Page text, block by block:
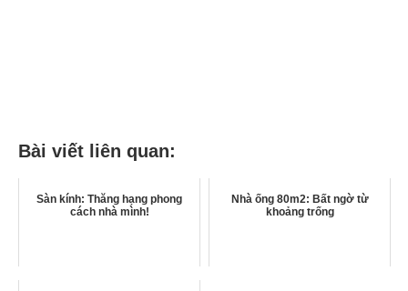
Bài viết liên quan:
Sàn kính: Thăng hạng phong
cách nhà mình!
Nhà ống 80m2: Bất ngờ từ
khoảng trống